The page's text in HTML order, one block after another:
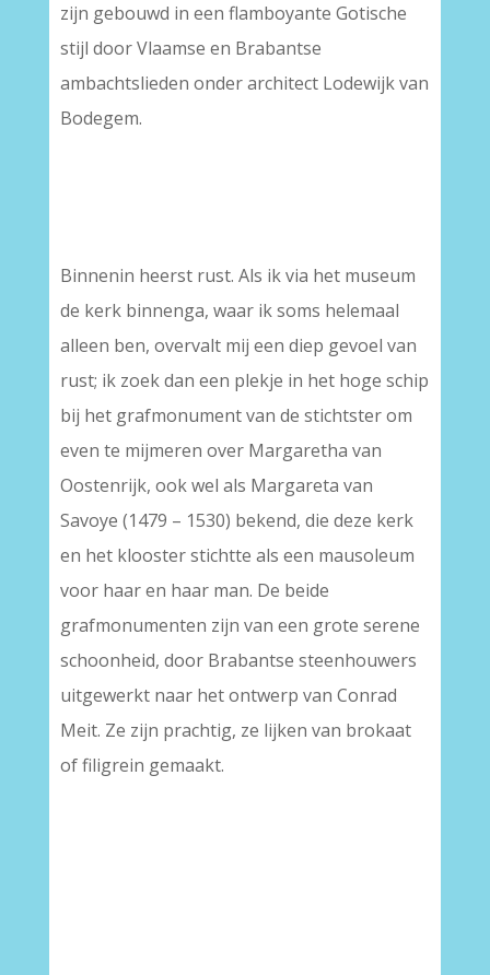
zijn gebouwd in een flamboyante Gotische
stijl door Vlaamse en Brabantse
ambachtslieden onder architect Lodewijk van
Bodegem.
Binnenin heerst rust. Als ik via het museum
de kerk binnenga, waar ik soms helemaal
alleen ben, overvalt mij een diep gevoel van
rust; ik zoek dan een plekje in het hoge schip
bij het grafmonument van de stichtster om
even te mijmeren over Margaretha van
Oostenrijk, ook wel als Margareta van
Savoye (1479 – 1530) bekend, die deze kerk
en het klooster stichtte als een mausoleum
voor haar en haar man. De beide
grafmonumenten zijn van een grote serene
schoonheid, door Brabantse steenhouwers
uitgewerkt naar het ontwerp van Conrad
Meit. Ze zijn prachtig, ze lijken van brokaat
of filigrein gemaakt.